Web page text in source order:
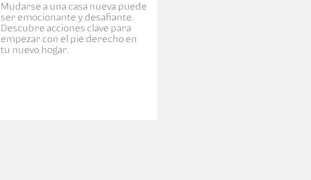
Mudarse a una casa nueva puede
ser emocionante y desafiante.
Descubre acciones clave para
empezar con el pie derecho en
tu nuevo hogar.